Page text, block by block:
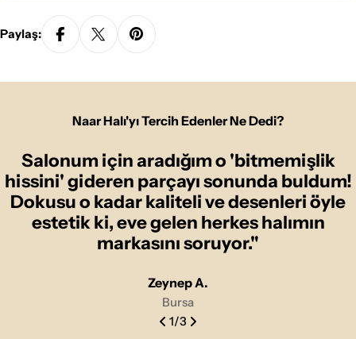
Paylaş:
Naar Halı'yı Tercih Edenler Ne Dedi?
Salonum için aradığım o 'bitmemişlik
hissini' gideren parçayı sonunda buldum!
Dokusu o kadar kaliteli ve desenleri öyle
estetik ki, eve gelen herkes halımın
markasını soruyor."
Zeynep A.
Bursa
1/3